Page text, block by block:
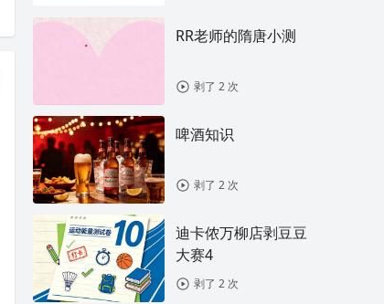
RR老师的隋唐小测
剥了 2 次
啤酒知识
剥了 2 次
迪卡侬万柳店剥豆豆
大赛4
剥了 2 次